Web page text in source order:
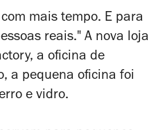
mais tempo. E para
reais." A nova loja
a oficina de
a pequena oficina foi
e vidro.